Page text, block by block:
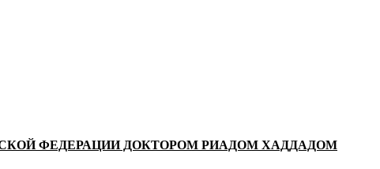
ФЕДЕРАЦИИ ДОКТОРОМ РИАДОМ ХАДДАДОМ